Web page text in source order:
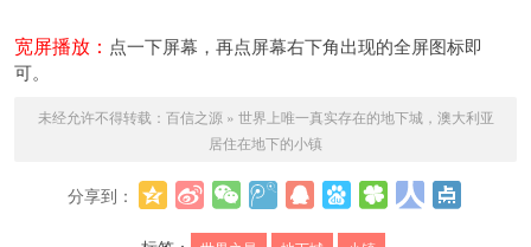
宽屏播放： 点一下屏幕，再点屏幕右下角出现的全屏图标即
可。
未经允许不得转载： 百信之源 » 世界上唯一真实存在的地下城，澳大利亚
居住在地下的小镇
分享到：